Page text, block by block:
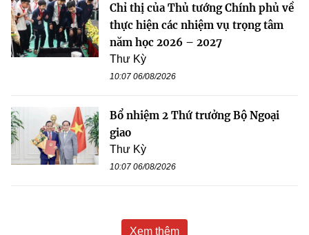
Chỉ thị của Thủ tướng Chính phủ về
thực hiện các nhiệm vụ trọng tâm
năm học 2026 – 2027
Thư Kỳ
10:07 06/08/2026
Bổ nhiệm 2 Thứ trưởng Bộ Ngoại
giao
Thư Kỳ
10:07 06/08/2026
Xem thêm